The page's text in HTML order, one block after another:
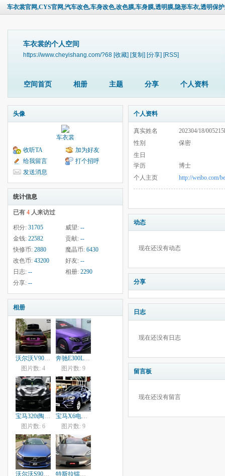
车衣裳官网,CYS官网,汽车改色,车身改色,改色膜,车身膜,透明膜,隐形车衣,透明保
车衣裳的个人空间
https://www.cheyishang.com/?68 [收藏] [复制] [分享] [RSS]
空间首页 相册 主题 分享 个人资料
头像
车衣裳
收听TA
加为好友
给我留言
打个招呼
发送消息
统计信息
已有 4 人来访过
积分: 31705 威望: --
金钱: 22582 贡献: --
快修币: 2880 魔晶币: 6430
改色币: 43200 好友: --
日志: -- 相册: 2290
分享: --
相册
沃尔沃V90魔彩青莲紫FR04
图片数: 4
奔驰E300L超亚金属紫SM10
图片数: 9
宝马320i陶瓷黑SC99
图片数: 6
宝马X6电光金属午夜蓝PM220
图片数: 9
沃尔沃S90超亚普鲁士蓝SM23
特斯拉镭射银PR90
个人资料
真实姓名
202304/18/
性别
保密
生日
学历
博士
个人主页
http://weibo.com/
动态
现在还没有动态
分享
日志
现在还没有日志
留言板
现在还没有留言